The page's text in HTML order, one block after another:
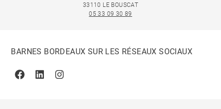
33110 LE BOUSCAT
05 33 09 30 89
BARNES BORDEAUX SUR LES RÉSEAUX SOCIAUX
FacebookLinkedinInstagram